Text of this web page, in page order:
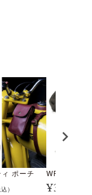
ポーチ
)
WRC ミニポ
¥3,960